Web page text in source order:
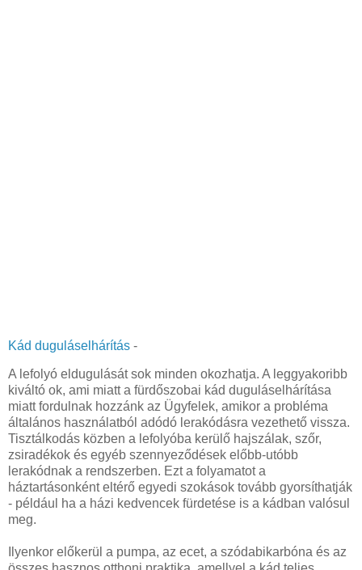
Kád duguláselhárítás -
A lefolyó eldugulását sok minden okozhatja. A leggyakoribb
kiváltó ok, ami miatt a fürdőszobai kád duguláselhárítása
miatt fordulnak hozzánk az Ügyfelek, amikor a probléma
általános használatból adódó lerakódásra vezethető vissza.
Tisztálkodás közben a lefolyóba kerülő hajszálak, szőr,
zsiradékok és egyéb szennyeződések előbb-utóbb
lerakódnak a rendszerben. Ezt a folyamatot a
háztartásonként eltérő egyedi szokások tovább gyorsíthatják
- például ha a házi kedvencek fürdetése is a kádban valósul
meg.
Ilyenkor előkerül a pumpa, az ecet, a szódabikarbóna és az